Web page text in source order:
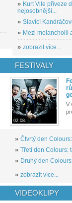
» Kurt Vile přiveze
nejosobnější...
» Slavící
» Mezi melancholií
» zobrazit více...
FESTIVALY
02.08.
V
» Čtvrtý den
» Třetí den Colours:
» Druhý den
» zobrazit více...
VIDEOKLIPY